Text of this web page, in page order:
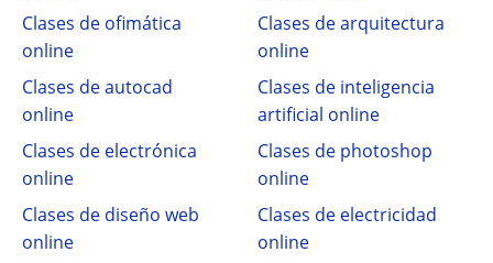
Clases de ofimática
online
Clases de arquitectura
online
Clases de autocad
online
Clases de inteligencia
artificial online
Clases de electrónica
online
Clases de photoshop
online
Clases de diseño web
online
Clases de electricidad
online